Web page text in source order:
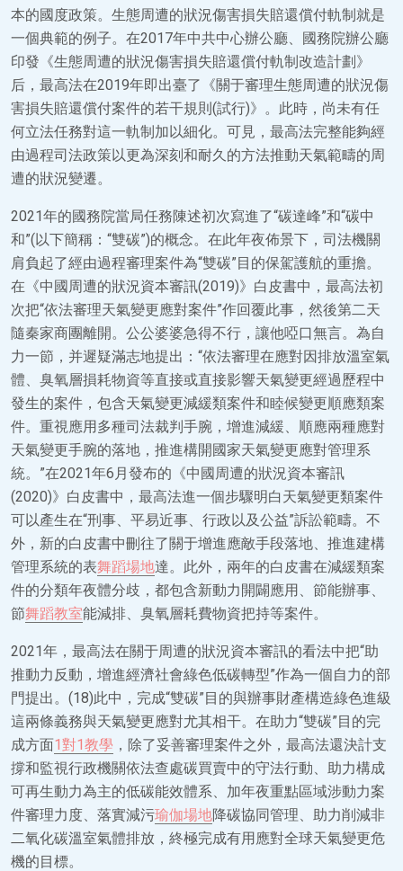
本的國度政策。生態周遭的狀況傷害損失賠還償付軌制就是
一個典範的例子。在2017年中共中心辦公廳、國務院辦公廳
印發《生態周遭的狀況傷害損失賠還償付軌制改造計劃》
后，最高法在2019年即出臺了《關于審理生態周遭的狀況傷
害損失賠還償付案件的若干規則(試行)》。此時，尚未有任
何立法任務對這一軌制加以細化。可見，最高法完整能夠經
由過程司法政策以更為深刻和耐久的方法推動天氣範疇的周
遭的狀況變遷。
2021年的國務院當局任務陳述初次寫進了“碳達峰”和“碳中
和”(以下簡稱：“雙碳”)的概念。在此年夜佈景下，司法機關
肩負起了經由過程審理案件為“雙碳”目的保駕護航的重擔。
在《中國周遭的狀況資本審訊(2019)》白皮書中，最高法初
次把“依法審理天氣變更應對案件”作回覆此事，然後第二天
隨秦家商團離開。公公婆婆急得不行，讓他啞口無言。為自
力一節，并遲疑滿志地提出：“依法審理在應對因排放溫室氣
體、臭氧層損耗物資等直接或直接影響天氣變更經過歷程中
發生的案件，包含天氣變更減緩類案件和睦候變更順應類案
件。重視應用多種司法裁判手腕，增進減緩、順應兩種應對
天氣變更手腕的落地，推進構開國家天氣變更應對管理系
統。”在2021年6月發布的《中國周遭的狀況資本審訊
(2020)》白皮書中，最高法進一個步驟明白天氣變更類案件
可以產生在“刑事、平易近事、行政以及公益”訴訟範疇。不
外，新的白皮書中刪往了關于增進應敵手段落地、推進建構
管理系統的表舞蹈場地達。此外，兩年的白皮書在減緩類案
件的分類年夜體分歧，都包含新動力開闢應用、節能辦事、
節舞蹈教室能減排、臭氧層耗費物資把持等案件。
2021年，最高法在關于周遭的狀況資本審訊的看法中把“助
推動力反動，增進經濟社會綠色低碳轉型”作為一個自力的部
門提出。(18)此中，完成“雙碳”目的與辦事財產構造綠色進級
這兩條義務與天氣變更應對尤其相干。在助力“雙碳”目的完
成方面1對1教學 ，除了妥善審理案件之外，最高法還決計支
撐和監視行政機關依法查處碳買賣中的守法行動、助力構成
可再生動力為主的低碳能效體系、加年夜重點區域涉動力案
件審理力度、落實減污瑜伽場地降碳協同管理、助力削減非
二氧化碳溫室氣體排放，終極完成有用應對全球天氣變更危
機的目標。